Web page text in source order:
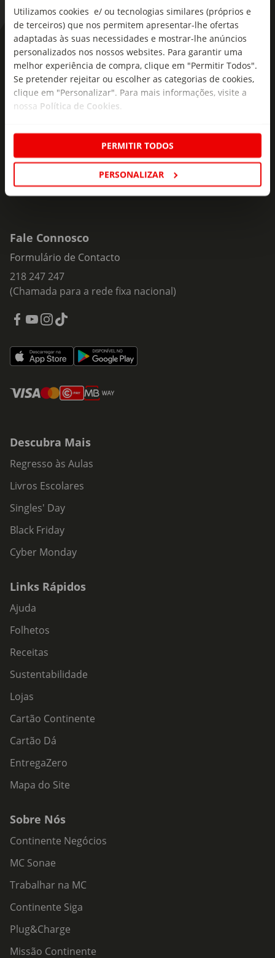
Utilizamos cookies e/ ou tecnologias similares (próprios e
de terceiros) que nos permitem apresentar-lhe ofertas
adaptadas às suas necessidades e mostrar-lhe anúncios
personalizados nos nossos websites. Para garantir uma
melhor experiência de compra, clique em "Permitir Todos".
Se pretender rejeitar ou escolher as categorias de cookies,
clique em "Personalizar". Para mais informações, visite a
nossa Política de Cookies
PERMITIR TODOS
PERSONALIZAR
As novidades mais frescas no
seu e-mail!
Subscreva e descubra campanhas exclusivas,
ofertas e novidades para si.
Fale Connosco
Formulário de Contacto
218 247 247
(Chamada para a rede fixa nacional)
Descubra Mais
Regresso às Aulas
Livros Escolares
Singles' Day
Black Friday
Cyber Monday
Links Rápidos
Ajuda
Folhetos
Receitas
Sustentabilidade
Lojas
Cartão Continente
Cartão Dá
EntregaZero
Mapa do Site
Sobre Nós
Continente Negócios
MC Sonae
Trabalhar na MC
Continente Siga
Plug&Charge
Missão Continente